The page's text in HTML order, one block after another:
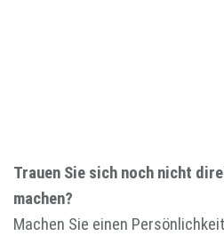
Trauen Sie sich noch nicht
machen?
Machen Sie einen